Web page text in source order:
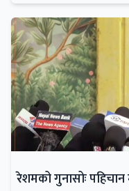
रेशमको गुनासोः